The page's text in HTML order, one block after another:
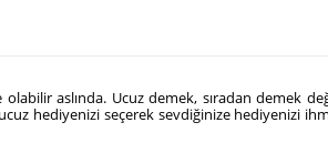
aslında. Ucuz demek, sıradan demek
hediyenizi seçerek sevdiğinize hediyenizi